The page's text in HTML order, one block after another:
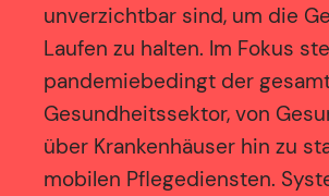
unverzichtbar sind, um die
Laufen zu halten. Im Fokus
pandemiebedingt der
Gesundheitssektor, von
über Krankenhäuser hin zu
mobilen Pflegediensten.